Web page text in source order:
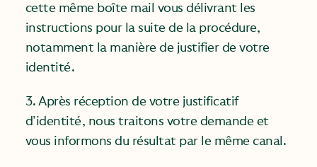
cette même boîte mail vous délivrant les
instructions pour la suite de la procédure,
notamment la manière de justifier de votre
identité.
3. Après réception de votre justificatif
d’identité, nous traitons votre demande et
vous informons du résultat par le même canal.